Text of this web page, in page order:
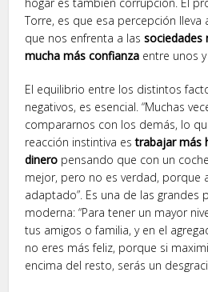
Torre, es que esa percepción lleva
que nos enfrenta a las sociedades
mucha más confianza entre unos
El equilibrio entre los distintos
negativos, es esencial. “Muchas
compararnos con los demás, lo
reacción instintiva estrabajar más
dinero pensando que con un
mejor, pero no es verdad, porque
adaptado”. Es una de las grandes
moderna: “Para tener un mayor
tus amigos o familia, y en el
no eres más feliz, porque si
encima del resto, serás un